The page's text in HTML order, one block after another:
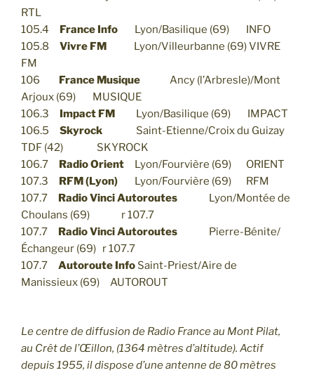
RTL
105.4 France Info Lyon/Basilique (69) INFO
105.8 Vivre FM Lyon/Villeurbanne (69) VIVRE
FM
106 France Musique Ancy (l’Arbresle)/Mont
Arjoux (69) MUSIQUE
106.3 Impact FM Lyon/Basilique (69) IMPACT
106.5 Skyrock Saint-Etienne/Croix du Guizay
TDF (42) SKYROCK
106.7 Radio Orient Lyon/Fourvière (69) ORIENT
107.3 RFM (Lyon) Lyon/Fourvière (69) RFM
107.7 Radio Vinci Autoroutes Lyon/Montée de
Choulans (69) r 107.7
107.7 Radio Vinci Autoroutes Pierre-Bénite/
Échangeur (69) r 107.7
107.7 Autoroute Info Saint-Priest/Aire de
Manissieux (69) AUTOROUT
Le centre de diffusion de Radio France au Mont Pilat,
au Crêt de l’Œillon, (1364 mètres d’altitude). Actif
depuis 1955, il dispose d’une antenne de 80 mètres